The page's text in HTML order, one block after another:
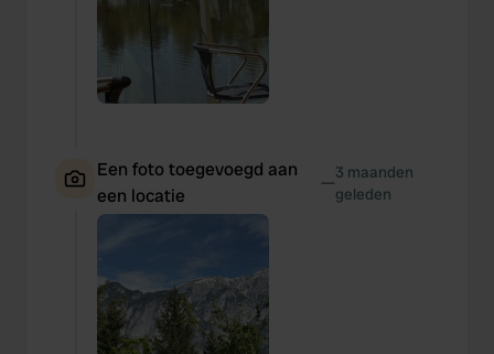
Een foto toegevoegd aan
een locatie
—3 maanden
geleden